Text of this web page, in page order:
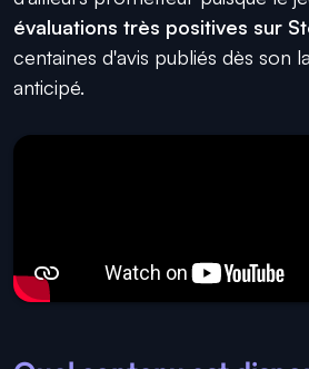
évaluations très positives sur
centaines d'avis publiés dès son
anticipé.